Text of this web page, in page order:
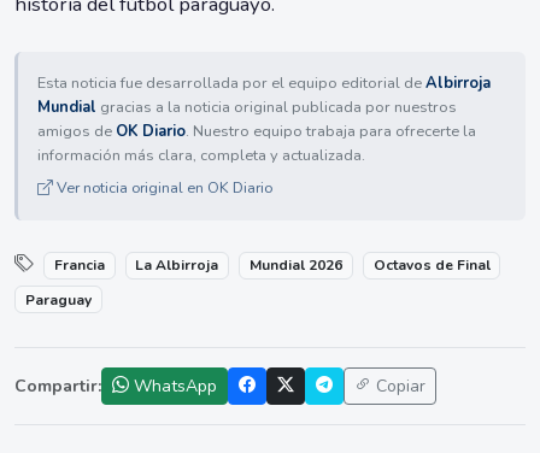
Esta noticia fue desarrollada por el equipo editorial deAlbirroja
Mundial gracias a la noticia original publicada por nuestros
amigos de OK Diario. Nuestro equipo trabaja para ofrecerte la
información más clara, completa y actualizada.
Ver noticia original en OK Diario
Francia La Albirroja Mundial 2026
Octavos de Final
Paraguay
Compartir: WhatsApp Copiar